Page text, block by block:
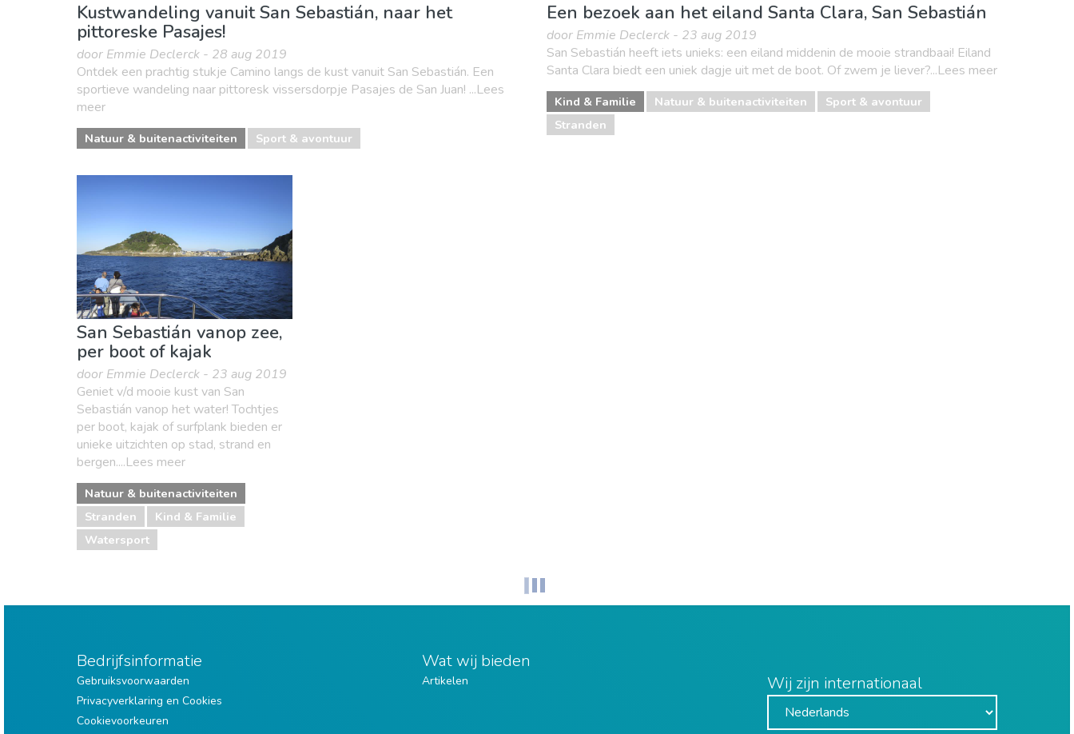
Kustwandeling vanuit San Sebastián, naar het
pittoreske Pasajes!
door Emmie Declerck - 28 aug 2019
Ontdek een prachtig stukje Camino langs de kust vanuit San Sebastián. Een
sportieve wandeling naar pittoresk vissersdorpje Pasajes de San Juan! ...Lees
meer
Natuur & buitenactiviteiten Sport & avontuur
Een bezoek aan het eiland Santa Clara, San Sebastián
door Emmie Declerck - 23 aug 2019
San Sebastián heeft iets unieks: een eiland middenin de mooie strandbaai! Eiland
Santa Clara biedt een uniek dagje uit met de boot. Of zwem je liever?...Lees meer
Kind & Familie Natuur & buitenactiviteiten
Sport & avontuur
Stranden
San Sebastián vanop zee,
per boot of kajak
door Emmie Declerck - 23 aug 2019
Geniet v/d mooie kust van San
Sebastián vanop het water! Tochtjes
per boot, kajak of surfplank bieden er
unieke uitzichten op stad, strand en
bergen....Lees meer
Natuur & buitenactiviteiten
Stranden
Kind & Familie
Watersport
Bedrijfsinformatie
Gebruiksvoorwaarden
Privacyverklaring en Cookies
Cookievoorkeuren
Wat wij bieden
Artikelen Wij zijn internationaal